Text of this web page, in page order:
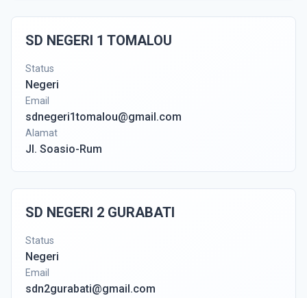
SD NEGERI 1 TOMALOU
Status
Negeri
Email
sdnegeri1tomalou@gmail.com
Alamat
Jl. Soasio-Rum
SD NEGERI 2 GURABATI
Status
Negeri
Email
sdn2gurabati@gmail.com